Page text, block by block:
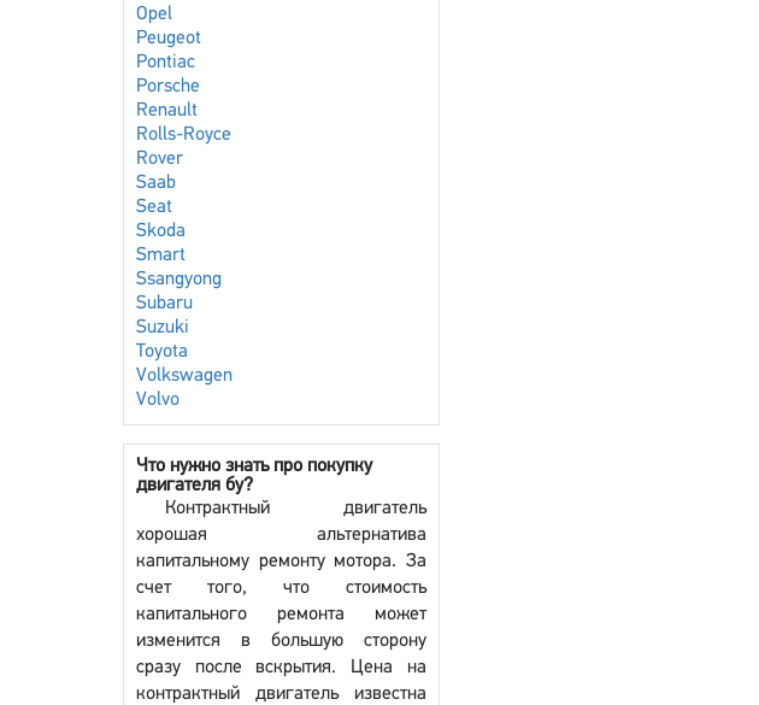
Opel
Peugeot
Pontiac
Porsche
Renault
Rolls-Royce
Rover
Saab
Seat
Skoda
Smart
Ssangyong
Subaru
Suzuki
Toyota
Volkswagen
Volvo
Что нужно знать про покупку
двигателя бу?
Контрактный двигатель
хорошая альтернатива
капитальному ремонту мотора. За
счет того, что стоимость
капитального ремонта может
изменится в большую сторону
сразу после вскрытия. Цена на
контрактный двигатель известна